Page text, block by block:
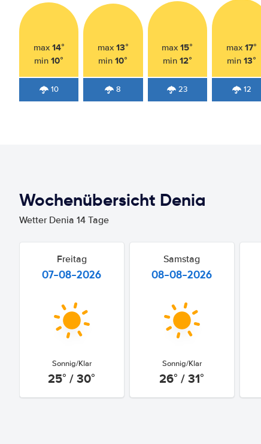
max 14°
min10°
10
max 13°
min10°
8
max15°
min 12°
23
max17°
min13°
12
Wochenübersicht Denia
Wetter Denia 14 Tage
Freitag
07-08-2026
Sonnig/Klar
25° / 30°
Samstag
08-08-2026
Sonnig/Klar
26° / 31°